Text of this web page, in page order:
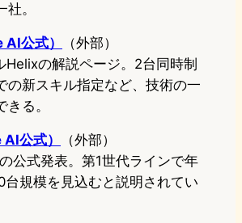
。
公式）
（外部）
Helixの解説ページ。2台同時制
の新スキル指定など、技術の一
る。
公式）
（外部）
公式発表。第1世代ラインで年
台規模を見込むと説明されてい